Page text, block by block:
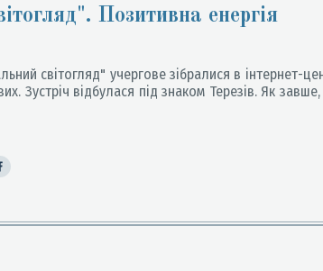
Позитивна енергія
світогляд" учергове зібралися в інтернет-
Зустріч відбулася під знаком Терезів. Як